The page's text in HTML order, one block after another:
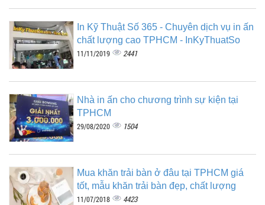
In Kỹ Thuật Số 365 - Chuyên dịch vụ in ấn
chất lượng cao TPHCM - InKyThuatSo
11/11/2019 2441
Nhà in ấn cho chương trình sự kiện tại
TPHCM
29/08/2020 1504
Mua khăn trải bàn ở đâu tại TPHCM giá
tốt, mẫu khăn trải bàn đẹp, chất lượng
11/07/2018 4423